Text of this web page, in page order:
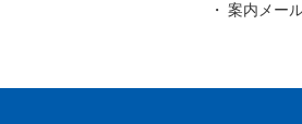
案内メー